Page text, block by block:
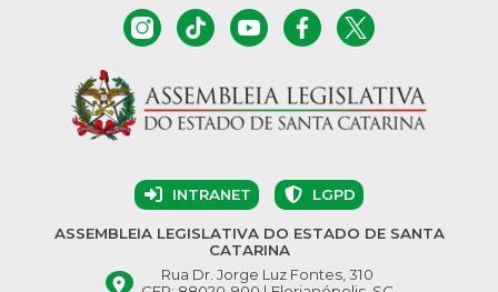
INTRANET LGPD
ASSEMBLEIA LEGISLATIVA DO ESTADO DE SANTA
CATARINA
Rua Dr. Jorge Luz Fontes, 310